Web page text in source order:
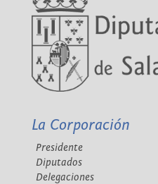
La Corporación
Presidente
Diputados
Delegaciones